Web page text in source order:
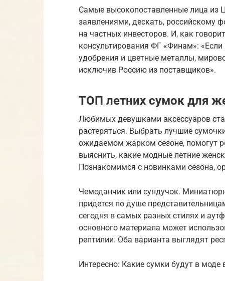
Самые высокопоставленные лица
заявлениями, дескать, российскому
на частных инвесторов. И, как
консультирования ФГ «Финам»:
удобрения и цветные металлы,
исключив Россию из поставщиков».
ТОП летних сумок для
Любимых девушками аксессуаров
растеряться. Выбрать лучшие
ожидаемом жарком сезоне, помогут
выяснить, какие модные летние
Познакомимся с новинками сезона,
Чемоданчик или сундучок.
придется по душе
сегодня в самых разных стилях и
основного материала может
рептилии. Оба варианта выглядят
Интересно: Какие сумки будут в моде